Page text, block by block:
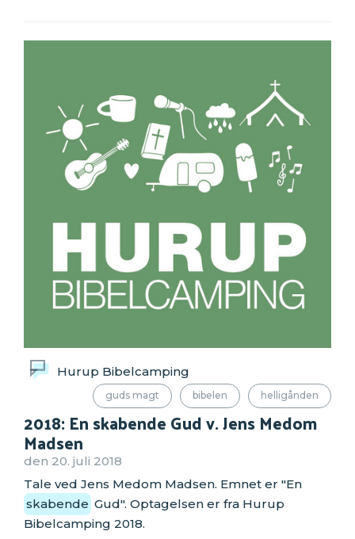
Hurup Bibelcamping
guds magt bibelen helligånden
2018: En skabende Gud v. Jens Medom
Madsen
den 20. juli 2018
Tale ved Jens Medom Madsen. Emnet er "En
skabende Gud". Optagelsen er fra Hurup
Bibelcamping 2018.